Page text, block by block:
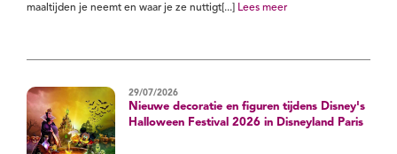
maaltijden je neemt en waar je ze nuttigt[...]
Lees meer
29/07/2026
Nieuwe decoratie en figuren tijdens Disney's
Halloween Festival 2026 in Disneyland Paris